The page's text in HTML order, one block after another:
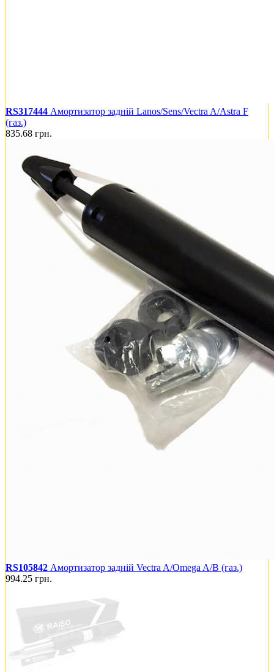
RS317444 Амортизатор задній Lanos/Sens/Vectra A/Astra F
(газ.)
835.68 грн.
RS105842 Амортизатор задній Vectra A/Omega A/B (газ.)
994.25 грн.